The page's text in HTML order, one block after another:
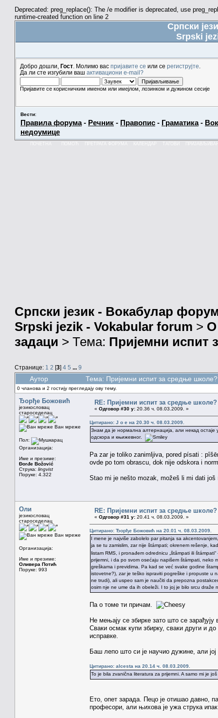
Deprecated: preg_replace(): The /e modifier is deprecated, use
runtime-created function on line 2
Српски
Srpski
Добро дошли, Гост . Молимо вас пријавите се или се региструјте
Да ли сте изгубили ваш активациони e-mail?
Пријавите се корисничким именом или имејлом, лозинком и дужином сесије
Вести:
Правила форума- Речник - Правопис - Граматика-
недоумице
КАЛЕНДАР
Српски језик - Вокабулар
Srpski jezik - Vokabular forum > О
задаци > Тема: Пријемни испит
Странице: 1 2 [3] 4 5 ... 9
Аутор Тема: Пријемни испит за средње
0 чланова и 2 гостију прегледају ову тему.
Ђорђе Божовић
језикословац
староседелац
Ван мреже
Пол:
Организација:
Име и презиме:
Đorđe Božović
Струка: lingvist
Поруке: 4.322
RE: Пријемни испит за средње школе?
« Одговор #30 у: 20.36 ч. 08.03.2009. »
Цитирано: J o e на 20.30 ч. 08.03.2009.
Знам да је нормална алтернација, али некад
одскора и књижевног.
Pa zar je toliko zanimljiva, pored písati :
ovde po tom obrascu, dok nije odskora i
Stao mi je nešto mozak, možeš li mi dati
Оли
језикословац
староседелац
Ван мреже
Организација:
Име и презиме:
Оливера Потић
Поруке: 993
RE: Пријемни испит за средње школе?
« Одговор #31 у: 20.41 ч. 08.03.2009. »
Цитирано: Ђорђе Божовић на 20.01 ч. 08.03.2009.
I mene je najviše zabolelo par pitanja sa
ja se tu zamislim, zar nije štámpati; okrenem rešenje,
listam RMS, i pronađem odrednicu „štȃmpati ili
prijemni, i da po svom osećaju napišem štámpati, neko
greškama i previdima. Pa kad se već svake godine
istovetne?), zar je teško ispraviti pogreške i propuste u
ne trudi), ali uspeo sam je naučiti da prepozna
osim nje ne ume da ih obeleži. I to joj je bilo srcu
Па о томе ти причам.
Не мењају се збирке зато што се
Сваки осмак купи збирку, сваки други и
исправке.
Баш лепо што си је научио дужине, али
Цитирано: alcesta на 20.14 ч. 08.03.2009.
To je bila zvanična literatura za prijemni. A samo mi je
Ето, опет зарада. Пецо је отишао давно,
професори, али њихова је ужа струка